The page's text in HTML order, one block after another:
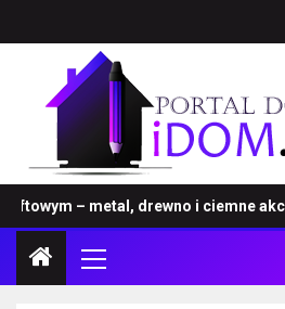
– metal, drewno i ciemne akcenty